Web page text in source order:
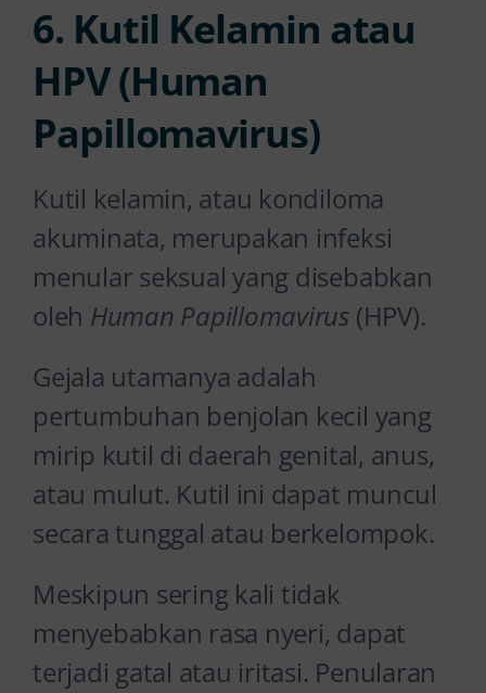
6. Kutil Kelamin atau
HPV (Human
Papillomavirus)
Kutil kelamin, atau kondiloma
akuminata, merupakan infeksi
menular seksual yang disebabkan
oleh Human Papillomavirus (HPV).
Gejala utamanya adalah
pertumbuhan benjolan kecil yang
mirip kutil di daerah genital, anus,
atau mulut. Kutil ini dapat muncul
secara tunggal atau berkelompok.
Meskipun sering kali tidak
menyebabkan rasa nyeri, dapat
terjadi gatal atau iritasi. Penularan